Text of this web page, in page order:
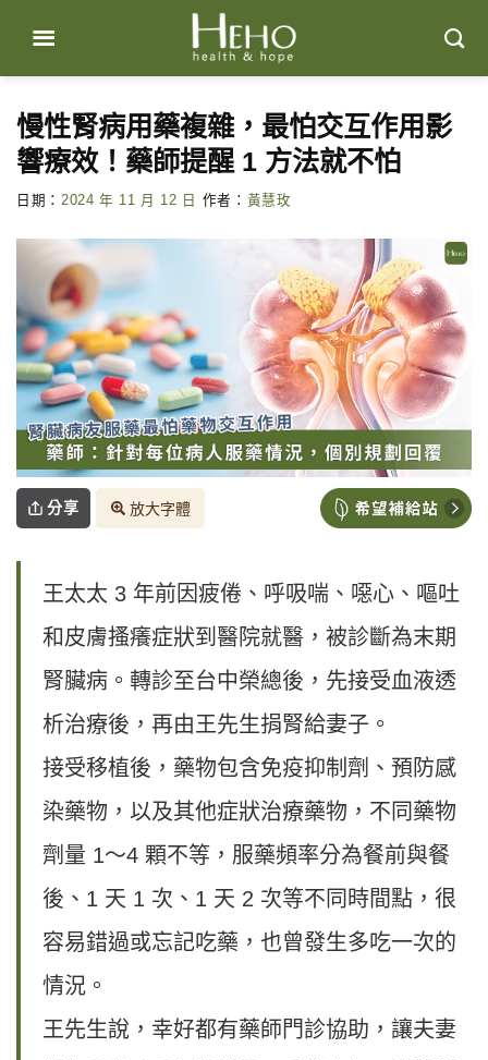
content
慢性腎病用藥複雜，最怕交互作用影
響療效！藥師提醒 1 方法就不怕
日期： 2024 年 11 月 12 日 作者： 黃慧玫
分享 放大字體
王太太 3 年前因疲倦、呼吸喘、噁心、嘔吐
和皮膚搔癢症狀到醫院就醫，被診斷為末期
腎臟病。轉診至台中榮總後，先接受血液透
析治療後，再由王先生捐腎給妻子。
接受移植後，藥物包含免疫抑制劑、預防感
染藥物，以及其他症狀治療藥物，不同藥物
劑量 1〜4 顆不等，服藥頻率分為餐前與餐
後、1 天 1 次、1 天 2 次等不同時間點，很
容易錯過或忘記吃藥，也曾發生多吃一次的
情況。
王先生說，幸好都有藥師門診協助，讓夫妻